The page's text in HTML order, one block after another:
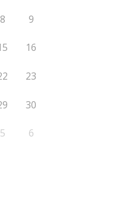
8 9
16
23
30
5 6